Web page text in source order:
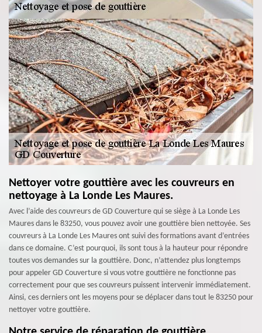
Nettoyer votre gouttière avec les couvreurs en
nettoyage à La Londe Les Maures.
Avec l’aide des couvreurs de GD Couverture qui se siège à La Londe Les
Maures dans le 83250, vous pouvez avoir une gouttière bien nettoyée. Ses
couvreurs à La Londe Les Maures ont suivi des formations avant d’entrées
dans ce domaine. C’est pourquoi, ils sont tous à la hauteur pour répondre
toutes vos demandes sur la gouttière. Donc, n’attendez plus longtemps
pour appeler GD Couverture si vous votre gouttière ne fonctionne pas
correctement pour que ses couvreurs puissent intervenir immédiatement.
Ainsi, ces derniers ont les moyens pour se déplacer dans tout le 83250 pour
nettoyer votre gouttière.